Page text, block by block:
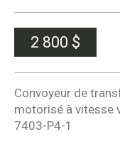
2 800 $
Convoyeur de
motorisé à vitesse
7403-P4-1